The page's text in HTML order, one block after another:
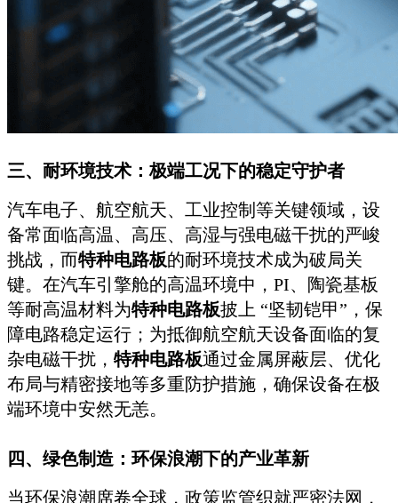
三、耐环境技术：极端工况下的稳定守护者
汽车电子、航空航天、工业控制等关键领域，设
备常面临高温、高压、高湿与强电磁干扰的严峻
挑战，而特种电路板的耐环境技术成为破局关
键。在汽车引擎舱的高温环境中，PI、陶瓷基板
等耐高温材料为特种电路板披上 “坚韧铠甲”，保
障电路稳定运行；为抵御航空航天设备面临的复
杂电磁干扰， 特种电路板通过金属屏蔽层、优化
布局与精密接地等多重防护措施，确保设备在极
端环境中安然无恙。
四、绿色制造：环保浪潮下的产业革新
当环保浪潮席卷全球，政策监管织就严密法网，